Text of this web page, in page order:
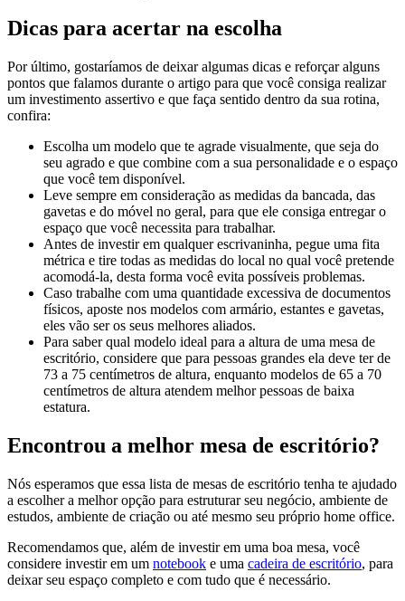
Dicas para acertar na escolha
Por último, gostaríamos de deixar algumas dicas e reforçar alguns
pontos que falamos durante o artigo para que você consiga realizar
um investimento assertivo e que faça sentido dentro da sua rotina,
confira:
Escolha um modelo que te agrade visualmente, que seja do
seu agrado e que combine com a sua personalidade e o espaço
que você tem disponível.
Leve sempre em consideração as medidas da bancada, das
gavetas e do móvel no geral, para que ele consiga entregar o
espaço que você necessita para trabalhar.
Antes de investir em qualquer escrivaninha, pegue uma fita
métrica e tire todas as medidas do local no qual você pretende
acomodá-la, desta forma você evita possíveis problemas.
Caso trabalhe com uma quantidade excessiva de documentos
físicos, aposte nos modelos com armário, estantes e gavetas,
eles vão ser os seus melhores aliados.
Para saber qual modelo ideal para a altura de uma mesa de
escritório, considere que para pessoas grandes ela deve ter de
73 a 75 centímetros de altura, enquanto modelos de 65 a 70
centímetros de altura atendem melhor pessoas de baixa
estatura.
Encontrou a melhor mesa de escritório?
Nós esperamos que essa lista de mesas de escritório tenha te ajudado
a escolher a melhor opção para estruturar seu negócio, ambiente de
estudos, ambiente de criação ou até mesmo seu próprio home office.
Recomendamos que, além de investir em uma boa mesa, você
considere investir em um notebook e uma cadeira de escritório, para
deixar seu espaço completo e com tudo que é necessário.